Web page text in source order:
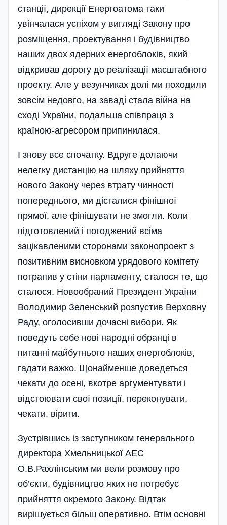
станції, дирекції Енергоатома таки
увінчалася успіхом у вигляді Закону про
розміщення, проектування і будівництво
наших двох ядерних енергоблоків, який
відкривав дорогу до реалізації масштабного
проекту. Але у везунчиках долі ми походили
зовсім недовго, на заваді стала війна на
сході України, подальша співпраця з
країною-агресором припинилася.
І знову все спочатку. Вдруге долаючи
нелегку дистанцію на шляху прийняття
нового Закону через втрату чинності
попереднього, ми дісталися фінішної
прямої, але фінішувати не змогли. Коли
підготовлений і погоджений всіма
зацікавленими сторонами законопроект з
позитивним висновком урядового комітету
потрапив у стіни парламенту, сталося те, що
сталося. Новообраний Президент України
Володимир Зеленський розпустив Верховну
Раду, оголосивши дочасні вибори. Як
поведуть себе нові народні обранці в
питанні майбутнього наших енергоблоків,
гадати важко. Щонайменше доведеться
чекати до осені, вкотре аргументувати і
відстоювати свої позиції, переконувати,
чекати, вірити.
Зустрівшись із заступником генерального
директора Хмельницької АЕС
О.В.Рахлінським ми вели розмову про
об’єкти, будівництво яких не потребує
прийняття окремого Закону. Відтак
вирішується більш оперативно. Втім основні